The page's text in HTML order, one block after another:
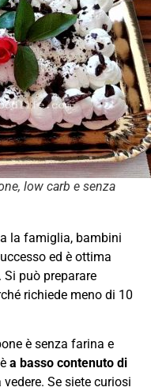
low carb e senza
la famiglia, bambini
ed è ottima
può preparare
richiede meno di 10
è senza farina e
a basso contenuto di
Se siete curiosi